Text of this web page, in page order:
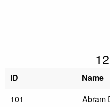
ID Name
101
Abram